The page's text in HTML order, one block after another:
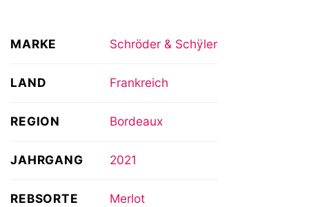
MARKE Schröder & Schÿler
LAND Frankreich
REGION Bordeaux
JAHRGANG 2021
REBSORTE Merlot